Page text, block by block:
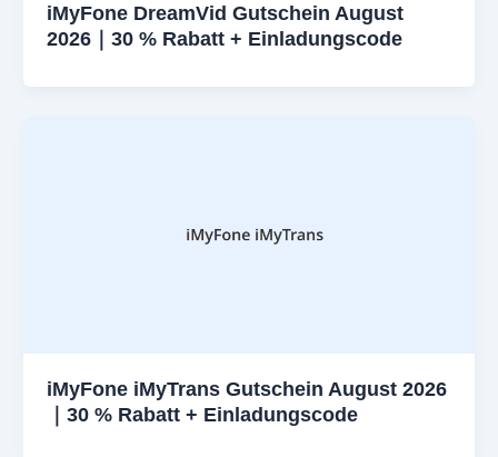
iMyFone DreamVid Gutschein August
2026｜30 % Rabatt + Einladungscode
iMyFone iMyTrans Gutschein August 2026
｜30 % Rabatt + Einladungscode